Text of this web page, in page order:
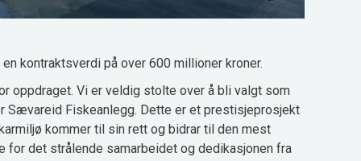
kontraktsverdi på over 600 millioner kroner.
oppdraget. Vi er veldig stolte over å bli valgt som
Sævareid Fiskeanlegg. Dette er et prestisjeprosjekt
kommer til sin rett og bidrar til den mest
det strålende samarbeidet og dedikasjonen fra